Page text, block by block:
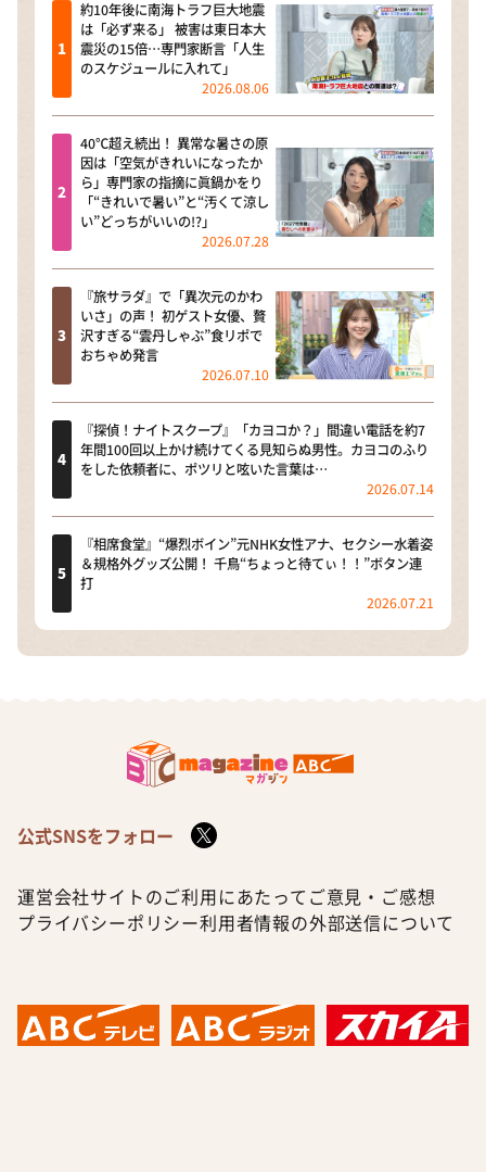
約10年後に南海トラフ巨大地震
は「必ず来る」 被害は東日本大
震災の15倍…専門家断言「人生
のスケジュールに入れて」
2026.08.06
40℃超え続出！ 異常な暑さの原
因は「空気がきれいになったか
ら」専門家の指摘に眞鍋かをり
「“きれいで暑い”と“汚くて涼し
い”どっちがいいの!?」
2026.07.28
『旅サラダ』で「異次元のかわ
いさ」の声！ 初ゲスト女優、贅
沢すぎる“雲丹しゃぶ”食リポで
おちゃめ発言
2026.07.10
『探偵！ナイトスクープ』「カヨコか？」間違い電話を約7
年間100回以上かけ続けてくる見知らぬ男性。カヨコのふり
をした依頼者に、ポツリと呟いた言葉は…
2026.07.14
『相席食堂』“爆烈ボイン”元NHK女性アナ、セクシー水着姿
＆規格外グッズ公開！ 千鳥“ちょっと待てぃ！！”ボタン連
打
2026.07.21
公式SNSをフォロー
運営会社サイトのご利用にあたって ご意見・ご感想
プライバシーポリシー利用者情報の外部送信について